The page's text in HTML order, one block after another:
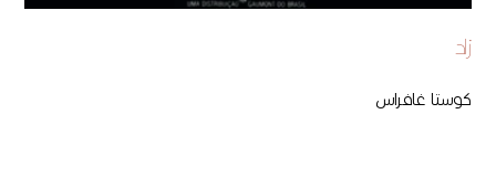
زاد
كوستا غافراس